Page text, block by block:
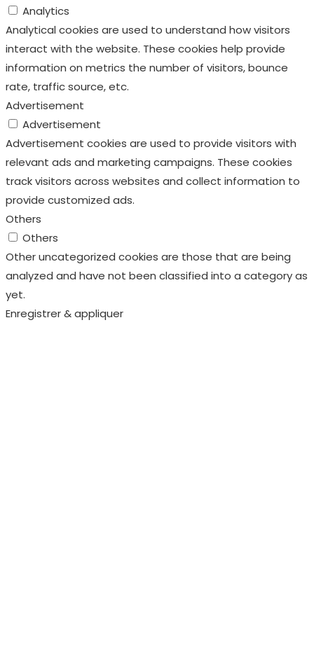
Analytics
Analytical cookies are used to understand how visitors
interact with the website. These cookies help provide
information on metrics the number of visitors, bounce
rate, traffic source, etc.
Advertisement
Advertisement
Advertisement cookies are used to provide visitors with
relevant ads and marketing campaigns. These cookies
track visitors across websites and collect information to
provide customized ads.
Others
Others
Other uncategorized cookies are those that are being
analyzed and have not been classified into a category as
yet.
Enregistrer & appliquer